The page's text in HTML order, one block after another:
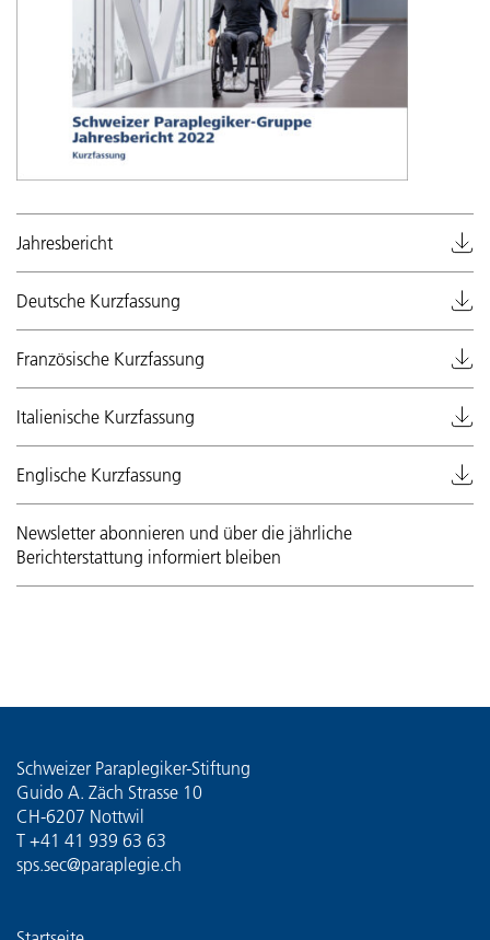
Jahresbericht
Deutsche Kurzfassung
Französische Kurzfassung
Italienische Kurzfassung
Englische Kurzfassung
Newsletter abonnieren und über die jährliche
Berichterstattung informiert bleiben
Schweizer Paraplegiker-Stiftung
Guido A. Zäch Strasse 10
CH-6207 Nottwil
T +41 41 939 63 63
sps.sec@paraplegie.ch